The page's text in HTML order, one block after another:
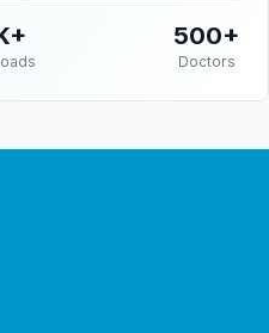
500+
Doctors